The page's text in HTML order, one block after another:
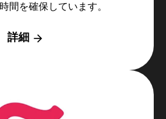
間を確保しています。
詳細 arrow_forward